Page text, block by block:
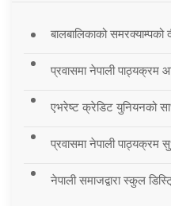
बालबालिकाको समरक्याम्पको
प्रवासमा नेपाली पाठ्यक्रम
एभरेष्ट क्रेडिट युनियनको
प्रवासमा नेपाली पाठ्यक्रम
नेपाली समाजद्वारा स्कुल